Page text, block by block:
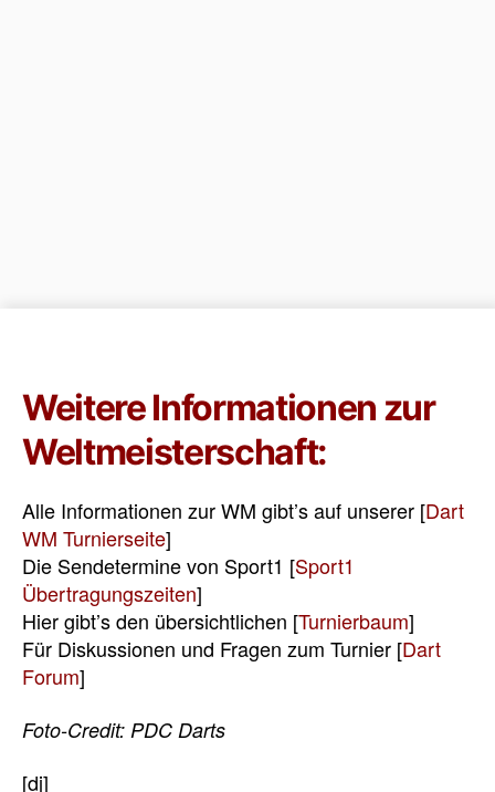
Weitere Informationen zur
Weltmeisterschaft:
Alle Informationen zur WM gibt’s auf unserer [Dart
WM Turnierseite]
Die Sendetermine von Sport1 [Sport1
Übertragungszeiten]
Hier gibt’s den übersichtlichen [Turnierbaum]
Für Diskussionen und Fragen zum Turnier [Dart
Forum]
Foto-Credit: PDC Darts
[dj]